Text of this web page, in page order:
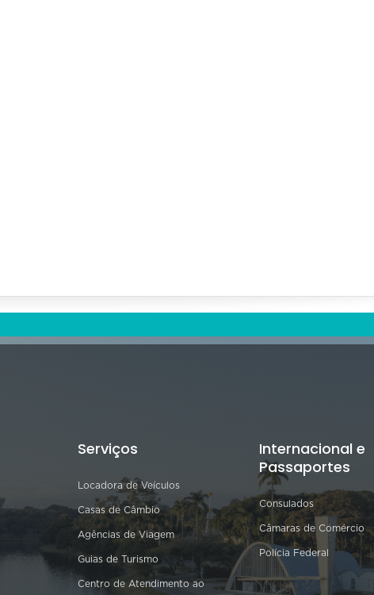
Serviços
Locadora de Veículos
Casas de Câmbio
Agências de Viagem
Guias de Turismo
Centro de Atendimento ao
Internacional e
Passaportes
Consulados
Câmaras de Comércio
Polícia Federal